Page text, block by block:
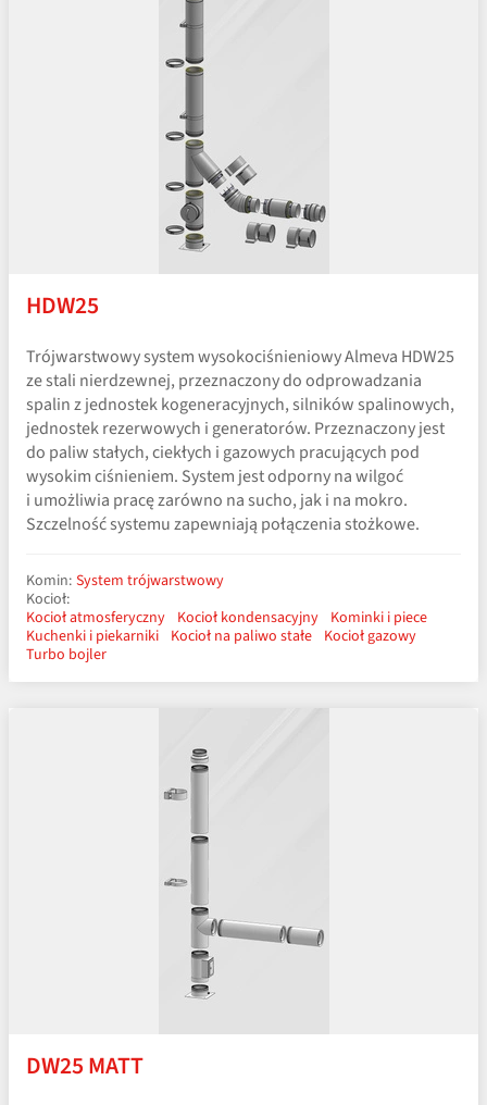
HDW25
Trójwarstwowy system wysokociśnieniowy Almeva HDW25
ze stali nierdzewnej, przeznaczony do odprowadzania
spalin z jednostek kogeneracyjnych, silników spalinowych,
jednostek rezerwowych i generatorów. Przeznaczony jest
do paliw stałych, ciekłych i gazowych pracujących pod
wysokim ciśnieniem. System jest odporny na wilgoć
i umożliwia pracę zarówno na sucho, jak i na mokro.
Szczelność systemu zapewniają połączenia stożkowe.
Komin: System trójwarstwowy
Kocioł:
Kocioł atmosferyczny Kocioł kondensacyjny Kominki i piece
Kuchenki i piekarniki Kocioł na paliwo stałe Kocioł gazowy
Turbo bojler
DW25 MATT